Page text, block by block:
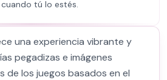
tú lo estés.
una experiencia vibrante y
pegadizas e imágenes
de los juegos basados en el